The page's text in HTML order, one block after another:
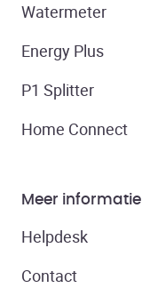
Watermeter
Energy Plus
P1 Splitter
Home Connect
Meer informatie
Helpdesk
Contact